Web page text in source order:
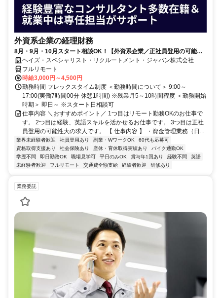
外資系企業の経理財務
8月・9月・10月スタート相談OK！【外資系企業／正社員登用の可能性
大／700万～800万／リモート勤務OK】経理財務
ヘイズ・スペシャリスト・リクルートメント・ジャパン株式会社
フルリモート
時給3,000円～4,500円
勤務時間 フレックスタイム制度 ＜勤務時間について＞ 9:00～
17:00(実働7時間00分 休憩1時間) ※残業月5～10時間程度 ＜勤務開始
時期＞ 即日～ ※スタート日相談可
仕事内容 ＼おすすめポイント／ 1つ目はリモート勤務OKのお仕事で
す。 2つ目は経験、英語スキルを活かせるお仕事です。 3つ目は正社
員登用の可能性大の求人です。 【 仕事内容 】 ・資金管理業務（日...
業界未経験者歓迎 社員登用あり 副業・WワークOK
60代も応募可
資格取得支援あり
社会保険あり 産休・育休取得実績あり
バイク通勤OK
学歴不問
即日勤務OK 職場見学可 平日のみOK 賞与年1回あり 経験不問
英語
未経験者歓迎
フルリモート 交通費全額支給 経験者歓迎 研修あり
業務委託